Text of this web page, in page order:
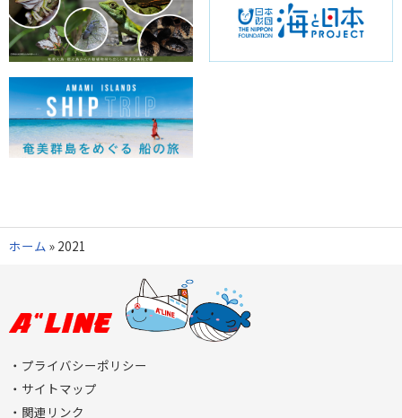
ホーム » 2021
プライバシーポリシー
サイトマップ
関連リンク